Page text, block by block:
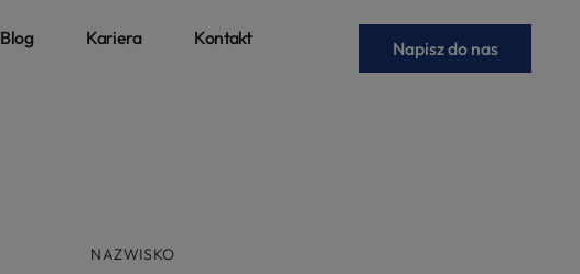
Blog Kariera Kontakt Napisz do nas
NAZWISKO